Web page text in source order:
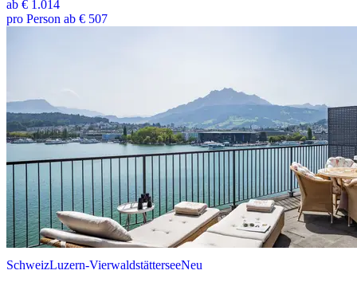
ab € 1.014
pro Person ab € 507
SchweizLuzern-VierwaldstätterseeNeu